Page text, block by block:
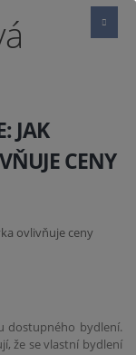
JAK
CENY
dostupného bydlení.
že se vlastní bydlení